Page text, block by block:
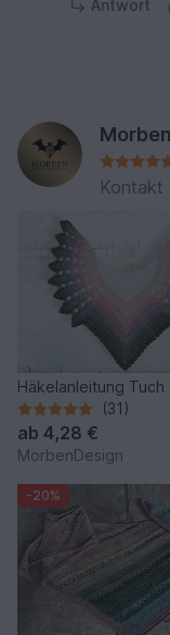
Antwort
Kontakt
Häkelanleitung Tuch
(31)
ab 4,28 €
MorbenDesign
-20%